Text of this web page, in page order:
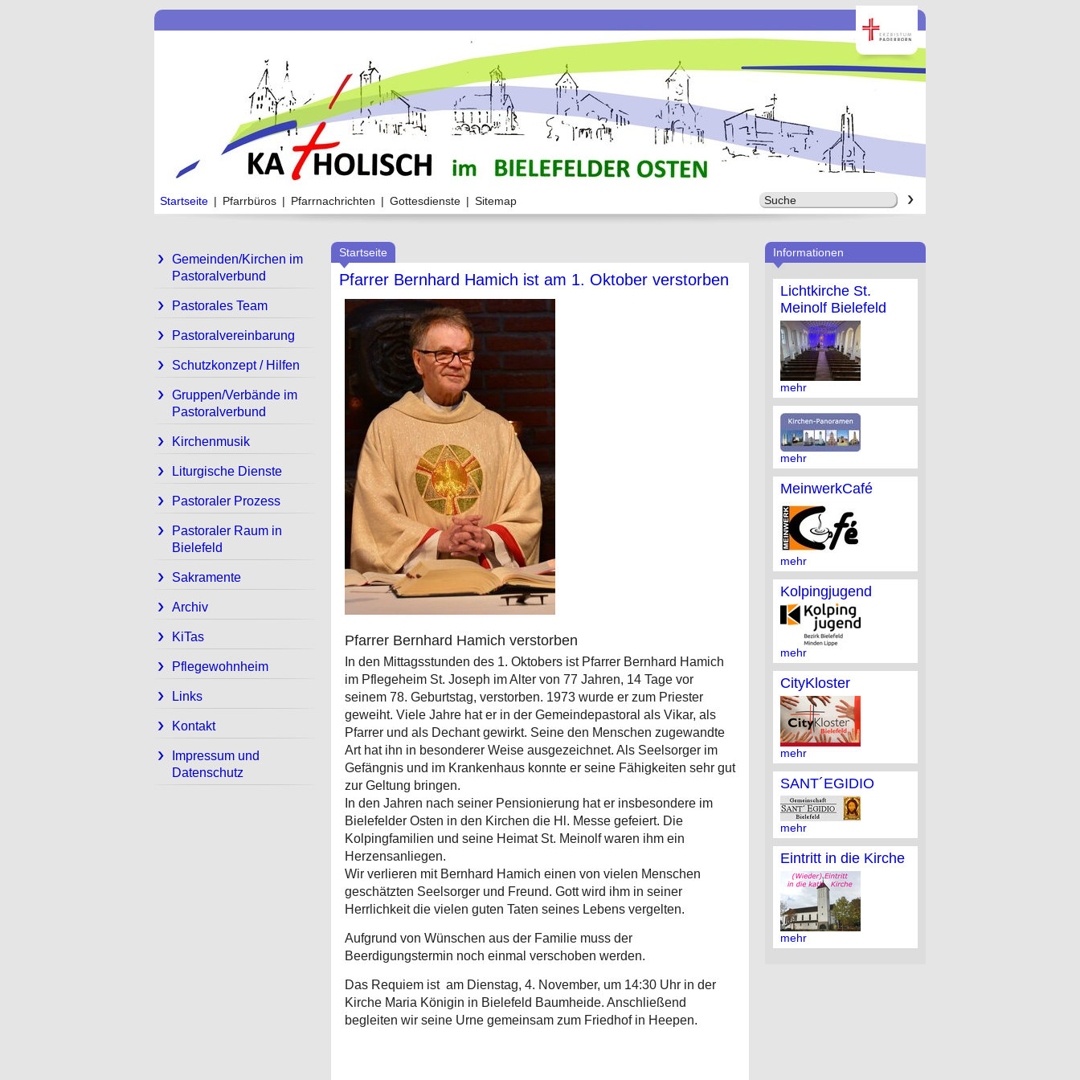
Startseite | Pfarrbüros | Pfarrnachrichten | Gottesdienste | Sitemap
Gemeinden/Kirchen im
Pastoralverbund
Pastorales Team
Pastoralvereinbarung
Schutzkonzept / Hilfen
Gruppen/Verbände im
Pastoralverbund
Kirchenmusik
Liturgische Dienste
Pastoraler Prozess
Pastoraler Raum in
Bielefeld
Sakramente
Archiv
KiTas
Pflegewohnheim
Links
Kontakt
Impressum und
Datenschutz
Informationen
Lichtkirche St.
Meinolf Bielefeld
mehr
mehr
MeinwerkCafé
mehr
Kolpingjugend
mehr
CityKloster
mehr
SANT´EGIDIO
mehr
Eintritt in die Kirche
mehr
Startseite
Pfarrer Bernhard Hamich ist am 1. Oktober verstorben
Pfarrer Bernhard Hamich verstorben
In den Mittagsstunden des 1. Oktobers ist Pfarrer Bernhard Hamich
im Pflegeheim St. Joseph im Alter von 77 Jahren, 14 Tage vor
seinem 78. Geburtstag, verstorben. 1973 wurde er zum Priester
geweiht. Viele Jahre hat er in der Gemeindepastoral als Vikar, als
Pfarrer und als Dechant gewirkt. Seine den Menschen zugewandte
Art hat ihn in besonderer Weise ausgezeichnet. Als Seelsorger im
Gefängnis und im Krankenhaus konnte er seine Fähigkeiten sehr gut
zur Geltung bringen.
In den Jahren nach seiner Pensionierung hat er insbesondere im
Bielefelder Osten in den Kirchen die Hl. Messe gefeiert. Die
Kolpingfamilien und seine Heimat St. Meinolf waren ihm ein
Herzensanliegen.
Wir verlieren mit Bernhard Hamich einen von vielen Menschen
geschätzten Seelsorger und Freund. Gott wird ihm in seiner
Herrlichkeit die vielen guten Taten seines Lebens vergelten.
Aufgrund von Wünschen aus der Familie muss der
Beerdigungstermin noch einmal verschoben werden.
Das Requiem ist am Dienstag, 4. November, um 14:30 Uhr in der
Kirche Maria Königin in Bielefeld Baumheide. Anschließend
begleiten wir seine Urne gemeinsam zum Friedhof in Heepen.